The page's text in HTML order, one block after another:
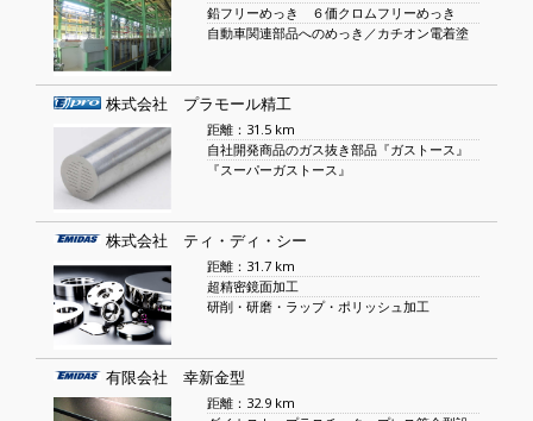
鉛フリーめっき ６価クロムフリーめっき
自動車関連部品へのめっき／カチオン電着塗
株式会社 プラモール精工
距離：31.5 km
自社開発商品のガス抜き部品『ガストース』
『スーパーガストース』
株式会社 ティ・ディ・シー
距離：31.7 km
超精密鏡面加工
研削・研磨・ラップ・ポリッシュ加工
有限会社 幸新金型
距離：32.9 km